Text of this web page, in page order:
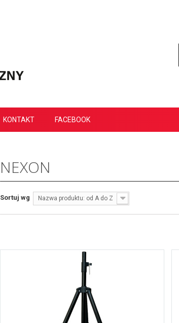
KONTAKT FACEBOOK
NEXON
Sortuj wg Nazwa produktu: od A do Z